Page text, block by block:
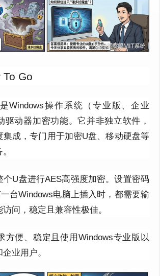
Go
是Windows操作系统（专业版、企业
驱动器加密功能。它并非独立软件，
集成，专门用于加密U盘、移动硬盘等
个U盘进行AES高强度加密。设置密码
台Windows电脑上插入时，都需要输
问，稳定且兼容性极佳。
方便、稳定且使用Windows专业版以
业用户。